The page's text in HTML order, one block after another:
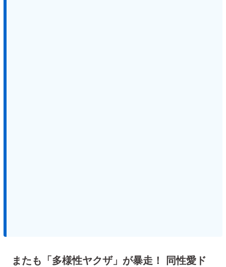
またも「多様性ヤクザ」が暴走！ 同性愛ド